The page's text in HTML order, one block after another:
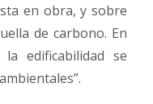
en obra, y sobre
de carbono. En
edificabilidad se